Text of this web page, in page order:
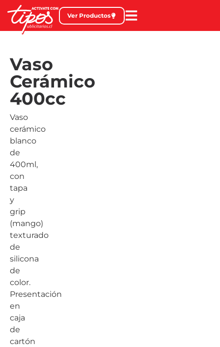
Ver Productos
Vaso
Cerámico
400cc
Vaso
cerámico
blanco
de
400ml,
con
tapa
y
grip
(mango)
texturado
de
silicona
de
color.
Presentación
en
caja
de
cartón